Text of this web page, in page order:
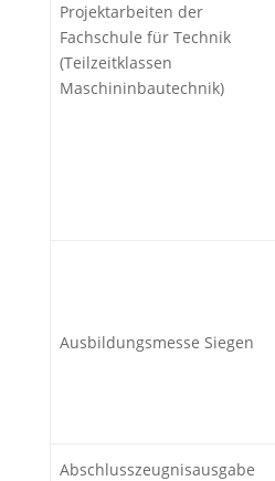
Projektarbeiten der
Fachschule für Technik
(Teilzeitklassen
Maschininbautechnik)
Ausbildungsmesse Siegen
Abschlusszeugnisausgabe